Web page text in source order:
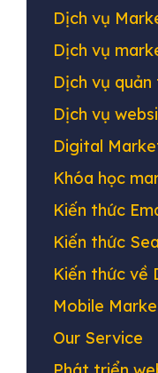
Dịch vụ
Dịch vụ
Dịch vụ
Dịch vụ
Digital
Khóa học
Kiến thức
Kiến thức
Kiến thức về
Mobile
Our Service